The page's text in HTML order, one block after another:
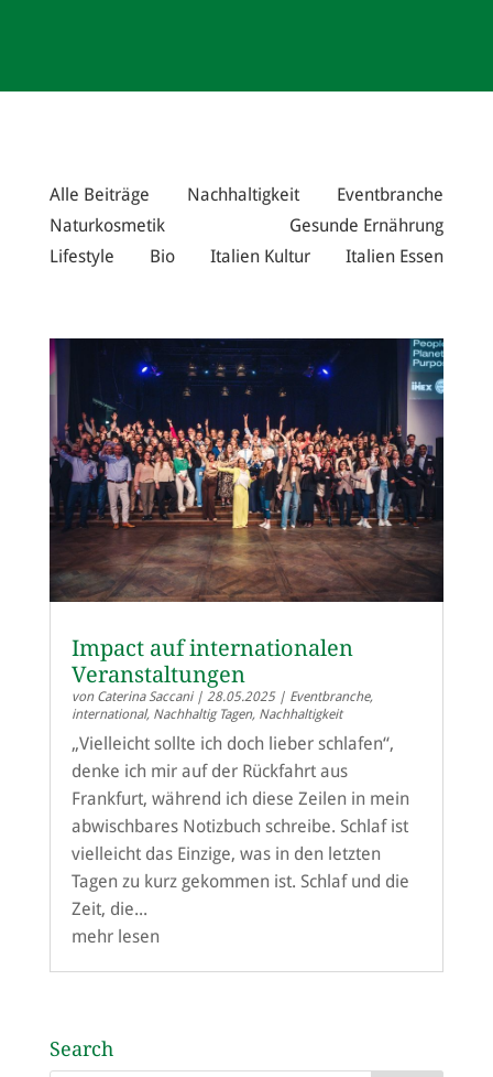
Alle Beiträge Nachhaltigkeit
Eventbranche
Naturkosmetik
Gesunde Ernährung
Lifestyle
Bio Italien Kultur Italien Essen
Impact auf internationalen
Veranstaltungen
von Caterina Saccani| 28.05.2025| Eventbranche,
international, Nachhaltig Tagen, Nachhaltigkeit
„Vielleicht sollte ich doch lieber schlafen“,
denke ich mir auf der Rückfahrt aus
Frankfurt, während ich diese Zeilen in mein
abwischbares Notizbuch schreibe. Schlaf ist
vielleicht das Einzige, was in den letzten
Tagen zu kurz gekommen ist. Schlaf und die
Zeit, die...
mehr lesen
Search